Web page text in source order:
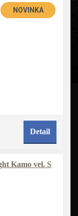
NOVINKA
Detail
Kamo vel. S